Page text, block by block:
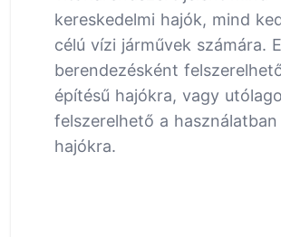
kereskedelmi hajók, mind
célú vízi járművek számára.
berendezésként
építésű hajókra, vagy
felszerelhető a használatban
hajókra.